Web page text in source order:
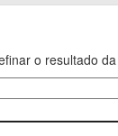
o resultado